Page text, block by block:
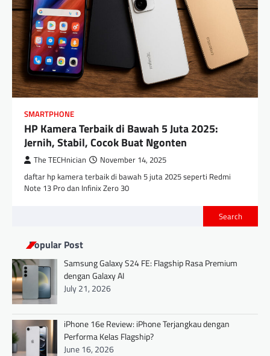
SMARTPHONE
HP Kamera Terbaik di Bawah 5 Juta 2025:
Jernih, Stabil, Cocok Buat Ngonten
The TECHnician November 14, 2025
daftar hp kamera terbaik di bawah 5 juta 2025 seperti Redmi
Note 13 Pro dan Infinix Zero 30
Search
Popular Post
Samsung Galaxy S24 FE: Flagship Rasa Premium
dengan Galaxy AI
July 21, 2026
iPhone 16e Review: iPhone Terjangkau dengan
Performa Kelas Flagship?
June 16, 2026